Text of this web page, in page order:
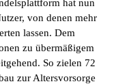
hat nun
von denen mehr
lassen. Dem
zu übermäßigem
So zielen 72
zur Altersvorsorge